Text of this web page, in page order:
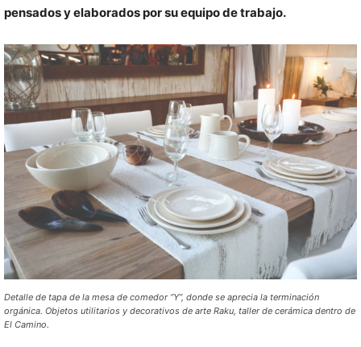
pensados y elaborados por su equipo de trabajo.
Detalle de tapa de la mesa de comedor “Y”, donde se aprecia la terminación
orgánica. Objetos utilitarios y decorativos de arte Raku, taller de cerámica dentro de
El Camino.